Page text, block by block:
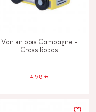
Van en bois Campagne -
Cross Roads
4,98 €